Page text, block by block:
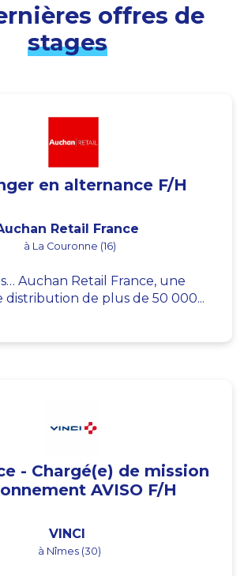
offres de
stages
en alternance F/H
Retail France
à La Couronne (16)
Auchan Retail France, une
distribution de plus de 50 000...
- Chargé(e) de mission
AVISO F/H
VINCI
à Nîmes (30)